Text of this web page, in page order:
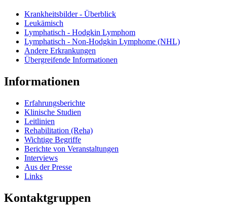
Krankheitsbilder - Überblick
Leukämisch
Lymphatisch - Hodgkin Lymphom
Lymphatisch - Non-Hodgkin Lymphome (NHL)
Andere Erkrankungen
Übergreifende Informationen
Informationen
Erfahrungsberichte
Klinische Studien
Leitlinien
Rehabilitation (Reha)
Wichtige Begriffe
Berichte von Veranstaltungen
Interviews
Aus der Presse
Links
Kontaktgruppen